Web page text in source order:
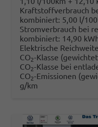
Kraftstoffverbrauch
kombiniert: 5,00 l/
Stromverbrauch bei
kombiniert: 14,90
Elektrische
CO2-Klasse
CO2-Klasse bei
CO2-Emissionen
g/km